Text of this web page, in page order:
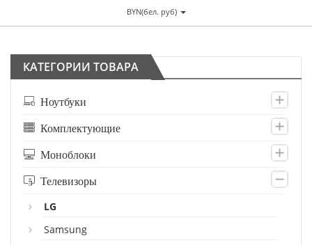
BYN(бел. руб)
КАТЕГОРИИ ТОВАРА
Ноутбуки
Комплектующие
Моноблоки
Телевизоры
LG
Samsung